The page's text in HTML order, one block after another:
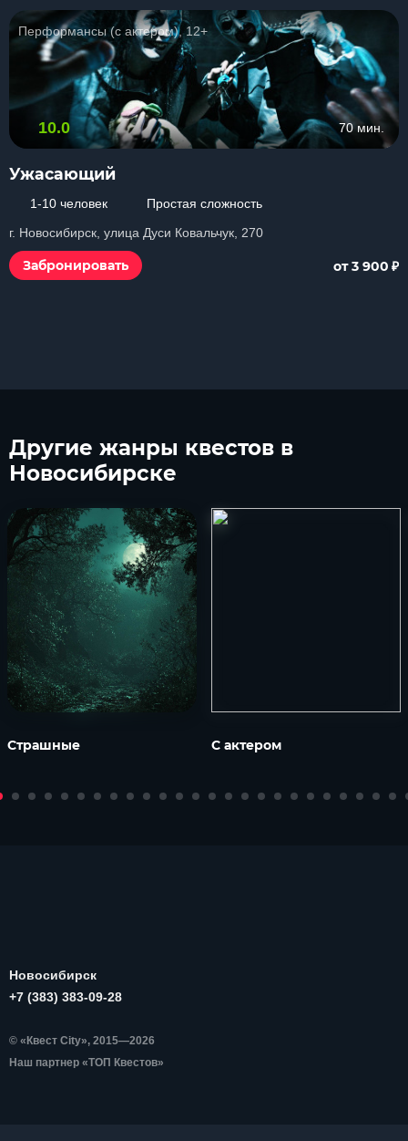
Перформансы (с актером), 12+
10.0 70 мин.
Ужасающий
1-10 человек
Простая сложность
г. Новосибирск, улица Дуси Ковальчук, 270
Забронировать от 3 900 ₽
Другие жанры квестов в
Новосибирске
Страшные С актером
Новосибирск
+7 (383) 383-09-28
© «Квест City», 2015—2026
Наш партнер «ТОП Квестов»